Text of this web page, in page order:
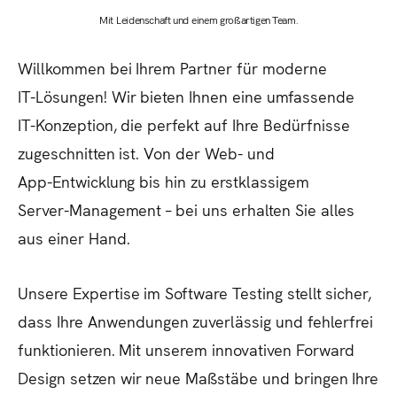
Mit LeidenschaftundeinemgroßartigenTeam.
Willkommen bei Ihrem Partnerfür moderne
IT-Lösungen! Wir bieten Ihnen eine umfassende
IT-Konzeption, die perfekt auf Ihre Bedürfnisse
zugeschnitten ist. Von der Web- und
App-Entwicklung bis hin zu erstklassigem
Server-Management – bei uns erhalten Sie alles
aus einer Hand.
Unsere Expertise im Software Testing stellt sicher,
dass Ihre Anwendungen zuverlässig und fehlerfrei
funktionieren. Mit unserem innovativen Forward
Design setzen wir neue Maßstäbe und bringen Ihre